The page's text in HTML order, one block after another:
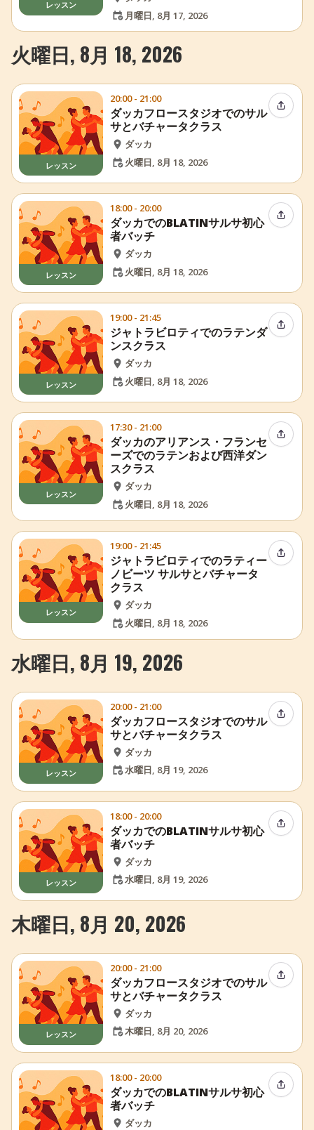
レッスン
月曜日, 8月 17, 2026
火曜日, 8月 18, 2026
レッスン
20:00 - 21:00
ダッカフロースタジオでのサル
サとバチャータクラス
ダッカ
火曜日, 8月 18, 2026
イベン
レッスン
18:00 - 20:00
ダッカでのBLATINサルサ初心
者バッチ
ダッカ
火曜日, 8月 18, 2026
イベン
レッスン
19:00 - 21:45
ジャトラビロティでのラテンダ
ンスクラス
ダッカ
火曜日, 8月 18, 2026
イベン
レッスン
17:30 - 21:00
ダッカのアリアンス・フランセ
ーズでのラテンおよび西洋ダン
スクラス
ダッカ
火曜日, 8月 18, 2026
イベン
レッスン
19:00 - 21:45
ジャトラビロティでのラティー
ノビーツ サルサとバチャータ
クラス
ダッカ
火曜日, 8月 18, 2026
イベン
水曜日, 8月 19, 2026
レッスン
20:00 - 21:00
ダッカフロースタジオでのサル
サとバチャータクラス
ダッカ
水曜日, 8月 19, 2026
イベン
レッスン
18:00 - 20:00
ダッカでのBLATINサルサ初心
者バッチ
ダッカ
水曜日, 8月 19, 2026
イベン
木曜日, 8月 20, 2026
レッスン
20:00 - 21:00
ダッカフロースタジオでのサル
サとバチャータクラス
ダッカ
木曜日, 8月 20, 2026
イベン
18:00 - 20:00
ダッカでのBLATINサルサ初心
者バッチ
ダッカ
イベン